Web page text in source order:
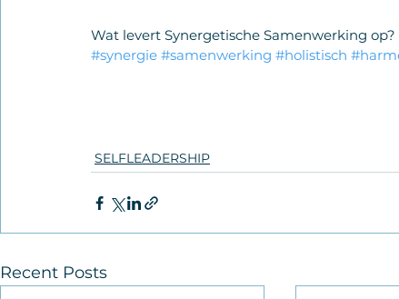
Wat levert Synergetische Samenwerking op?
#synergie #samenwerking #holistisch
SELFLEADERSHIP
Recent Posts